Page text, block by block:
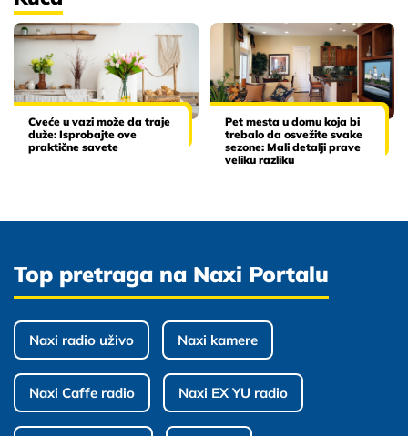
Cveće u vazi može da traje
duže: Isprobajte ove
praktične savete
Pet mesta u domu koja bi
trebalo da osvežite svake
sezone: Mali detalji prave
veliku razliku
Top pretraga na Naxi Portalu
Naxi radio uživo Naxi kamere
Naxi Caffe radio Naxi EX YU radio